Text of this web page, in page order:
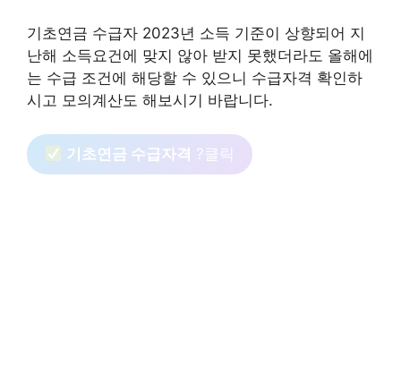
기초연금 수급자 2023년 소득 기준이 상향되어 지
난해 소득요건에 맞지 않아 받지 못했더라도 올해에
는 수급 조건에 해당할 수 있으니 수급자격 확인하
시고 모의계산도 해보시기 바랍니다.
기초연금 수급자격 ?클릭